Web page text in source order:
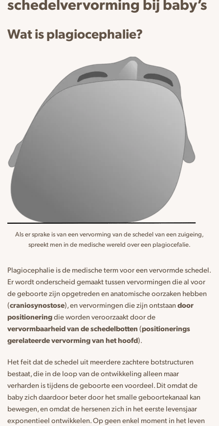
Wat is plagiocephalie?
Als er sprake is van een vervorming van de schedel van een zuigeing,
spreekt men in de medische wereld over een plagiocefalie.
Plagiocephalie is de medische term voor een vervormde schedel.
Er wordt onderscheid gemaakt tussen vervormingen die al voor
de geboorte zijn opgetreden en anatomische oorzaken hebben
(craniosynostose), en vervormingen die zijn ontstaandoor
positioneringdie worden veroorzaakt door de
vervormbaarheid van de schedelbotten (positionerings
gerelateerde vervorming van het hoofd).
Het feit dat de schedel uit meerdere zachtere botstructuren
bestaat, die in de loop van de ontwikkeling alleen maar
verharden is tijdens de geboorte een voordeel. Dit omdat de
baby zich daardoor beter door het smalle geboortekanaal kan
bewegen, en omdat de hersenen zich in het eerste levensjaar
exponentieel ontwikkelen. Op geen enkel moment in het leven